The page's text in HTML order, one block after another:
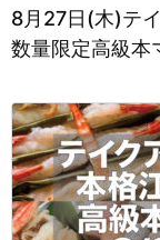
8月27日(木)テ
数量限定高級本